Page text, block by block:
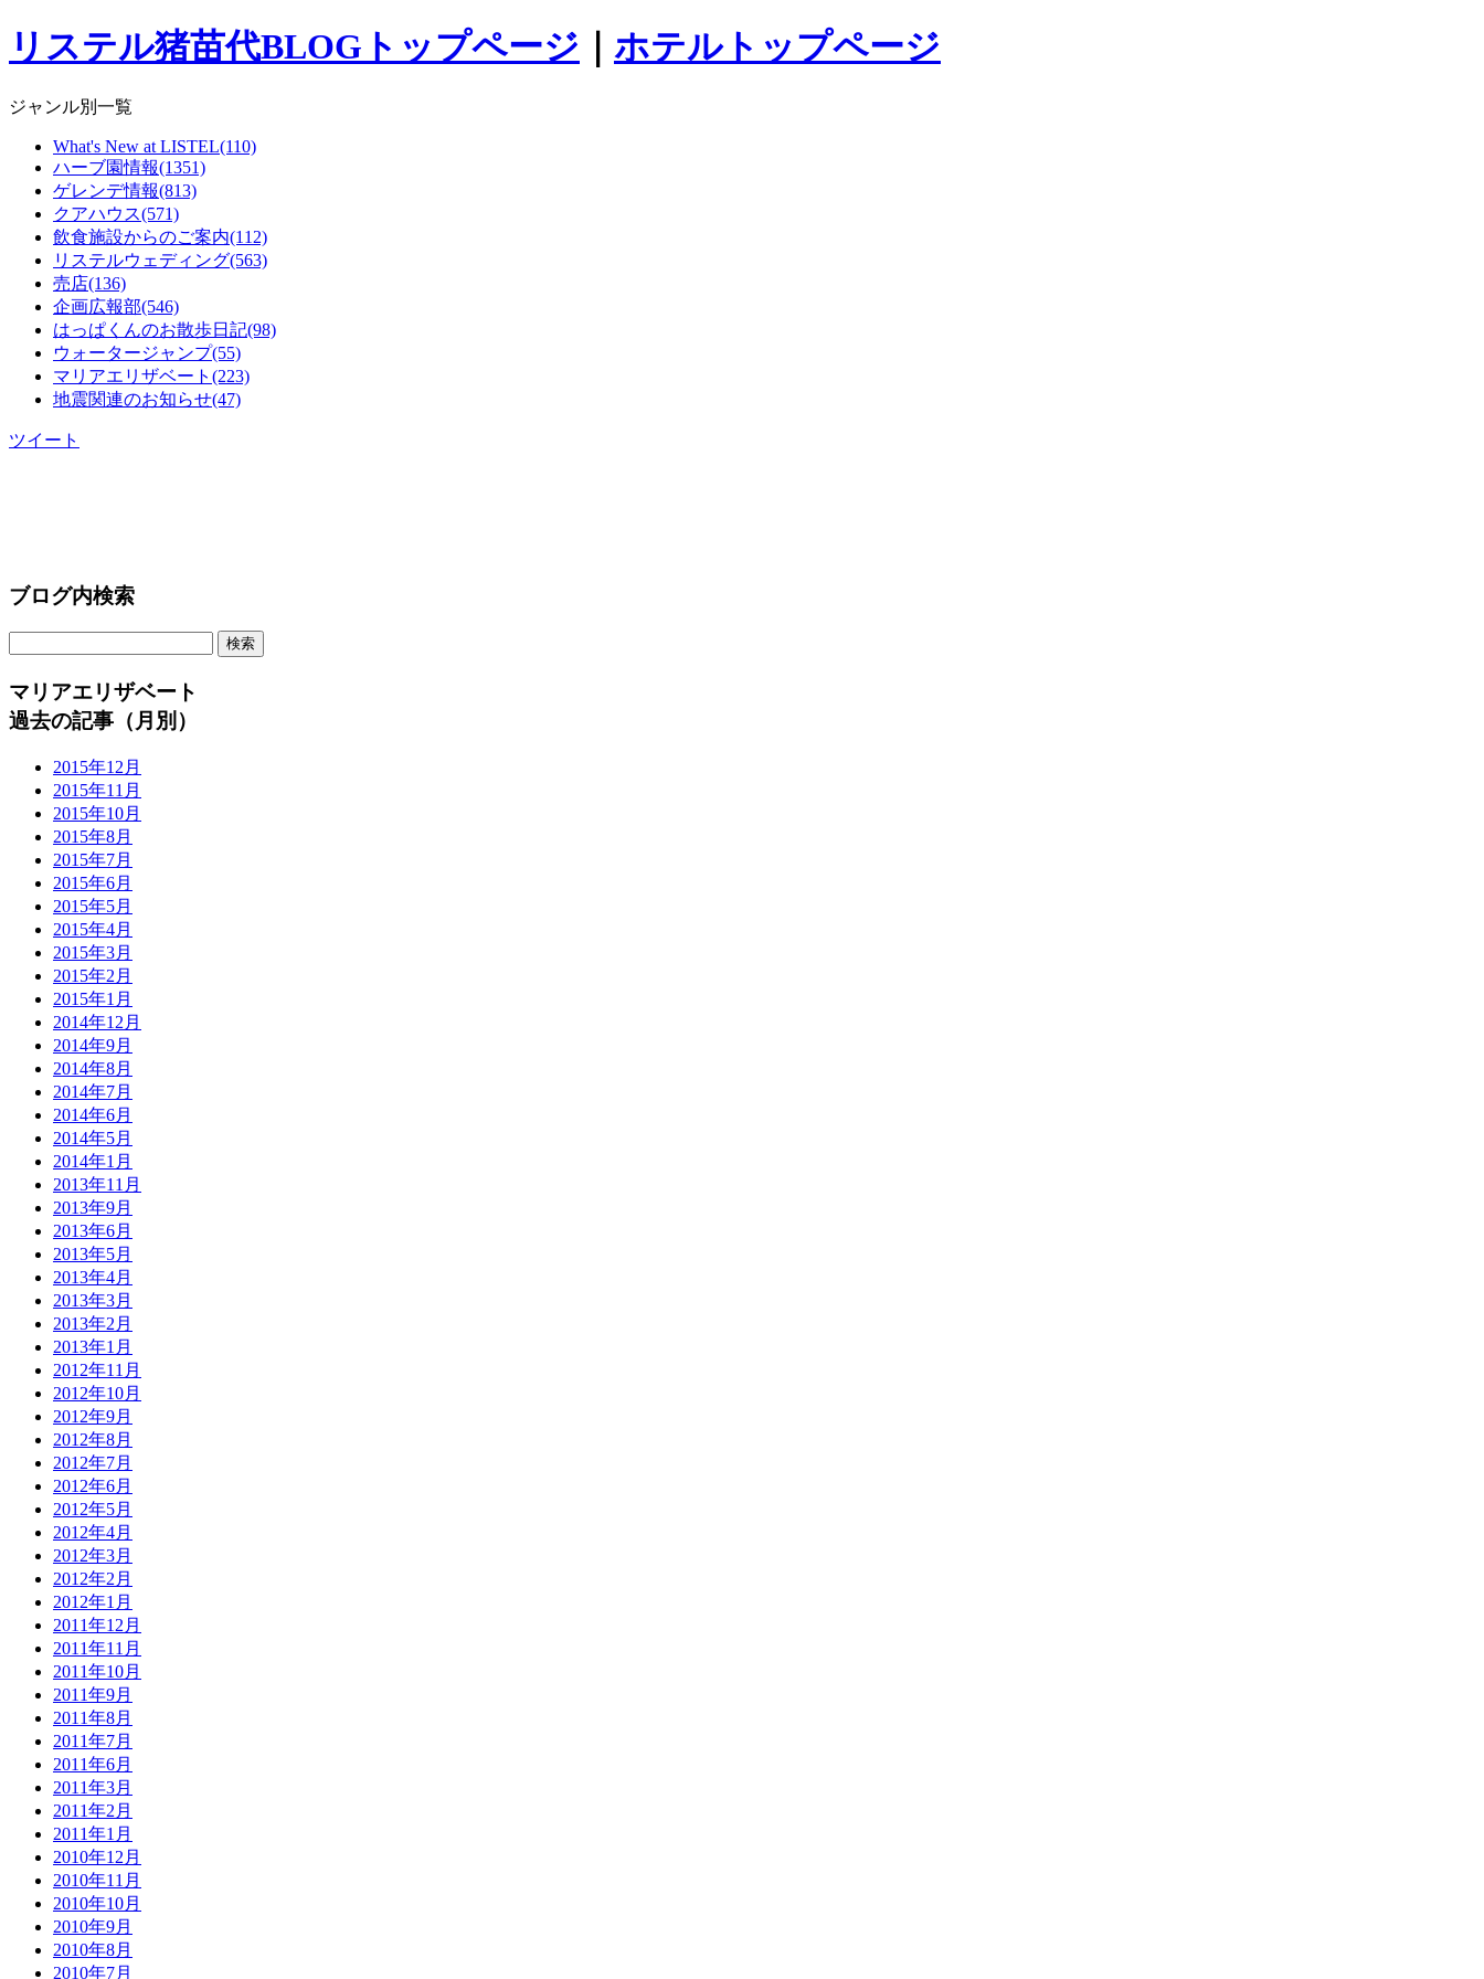
リステル猪苗代BLOGトップページ ホテルトップページ
ジャンル別一覧
What's New at LISTEL(110)
ハーブ園情報(1351)
ゲレンデ情報(813)
クアハウス(571)
飲食施設からのご案内(112)
リステルウェディング(563)
売店(136)
企画広報部(546)
はっぱくんのお散歩日記(98)
ウォータージャンプ(55)
マリアエリザベート(223)
地震関連のお知らせ(47)
ツイート
ブログ内検索
マリアエリザベート
過去の記事（月別）
2015年12月
2015年11月
2015年10月
2015年8月
2015年7月
2015年6月
2015年5月
2015年4月
2015年3月
2015年2月
2015年1月
2014年12月
2014年9月
2014年8月
2014年7月
2014年6月
2014年5月
2014年1月
2013年11月
2013年9月
2013年6月
2013年5月
2013年4月
2013年3月
2013年2月
2013年1月
2012年11月
2012年10月
2012年9月
2012年8月
2012年7月
2012年6月
2012年5月
2012年4月
2012年3月
2012年2月
2012年1月
2011年12月
2011年11月
2011年10月
2011年9月
2011年8月
2011年7月
2011年6月
2011年3月
2011年2月
2011年1月
2010年12月
2010年11月
2010年10月
2010年9月
2010年8月
2010年7月